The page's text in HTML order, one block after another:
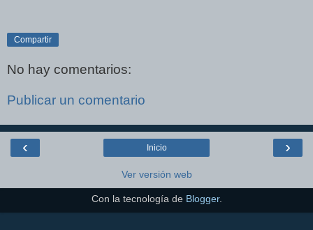
Compartir
No hay comentarios:
Publicar un comentario
‹ ›
Inicio
Ver versión web
Con la tecnología de Blogger.